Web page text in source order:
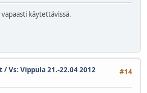
käytettävissä.
#14
/Vs: Vippula 21.-22.04 2012